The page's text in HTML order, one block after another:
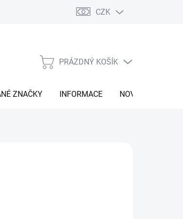
Moje objednávka Náš příběh
CZK
NÁKUPNÍ
PRÁZDNÝ KOŠÍK
ZNAČKY INFORMACE NOVINKY